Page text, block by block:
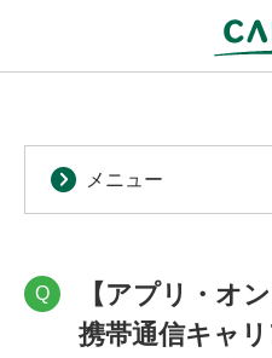
メニュー
Q
【アプリ・オ
携帯通信キャ